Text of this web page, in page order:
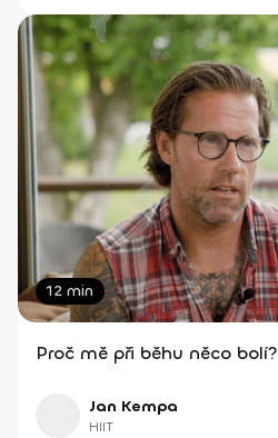
12 min
Proč mě při běhu něco bolí?
Jan Kempa
HIIT